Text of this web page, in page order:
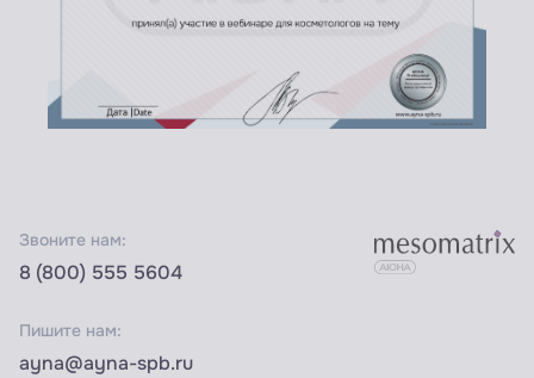
Звоните нам:
8 (800) 555 5604
Пишите нам:
ayna@ayna-spb.ru